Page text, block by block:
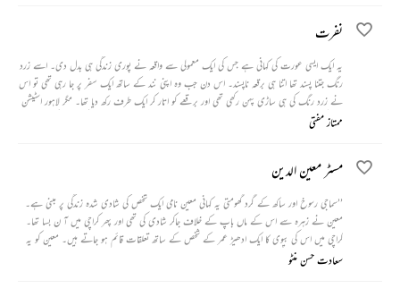
نفرت
یہ ایک ایسی عورت کی کہانی ہے جس کی ایک معمولی سے واقعہ نے پوری زندگی ہی بدل دی۔ اسے زرد
رنگ جتنا پسند تھا اتنا ہی برقعہ ناپسند۔ اس دن جب وہ اپنی نند کے ساتھ ایک سفر پر جا رہی تھی تو اس
نے زرد رنگ کی ہی ساڑی پہن رکھی تھی اور برقعے کو اتار کر ایک طرف رکھ دیا تھا۔ مگر لاہور اسٹیشن
پر بیٹھی ہوئی جب وہ دونوں گاڑی کا انتظار کر رہی تھی وہاں انہوں نے ایک میلے کچیلے آدمی کی پسند
ممتاز مفتی
مسٹر معین الدین
’’سماجی رسوخ اور ساکھ کے گرد گھومتی یہ کہانی معین نامی ایک شخص کی شادی شدہ زندگی پر مبنی ہے۔
معین نے زہرہ سے اس کے ماں باپ کے خلاف جاکر شادی کی تھی اور پھر کراچی میں آ ن بسا تھا۔
کراچی میں اس کی بیوی کا ایک ادھیڑ عمر کے شخص کے ساتھ تعلقات قائم ہو جاتے ہیں۔ معین کو یہ
بات معلوم ہے۔ لیکن اپنی محبت اور معاشرتی ذمہ داری کا پاس رکھنے کے لیے وہ بیوی کو طلاق نہیں
سعادت حسن منٹو